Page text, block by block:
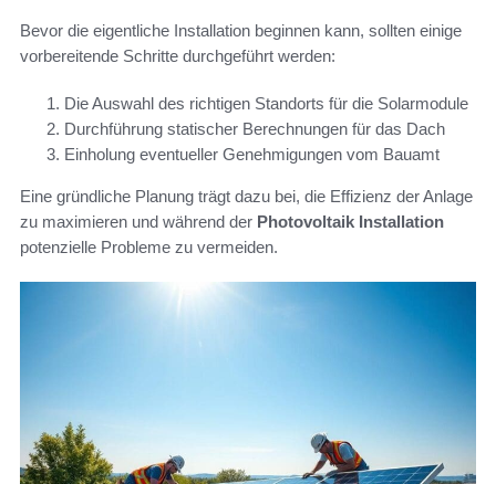
Bevor die eigentliche Installation beginnen kann, sollten einige
vorbereitende Schritte durchgeführt werden:
Die Auswahl des richtigen Standorts für die Solarmodule
Durchführung statischer Berechnungen für das Dach
Einholung eventueller Genehmigungen vom Bauamt
Eine gründliche Planung trägt dazu bei, die Effizienz der Anlage
zu maximieren und während der Photovoltaik Installation
potenzielle Probleme zu vermeiden.